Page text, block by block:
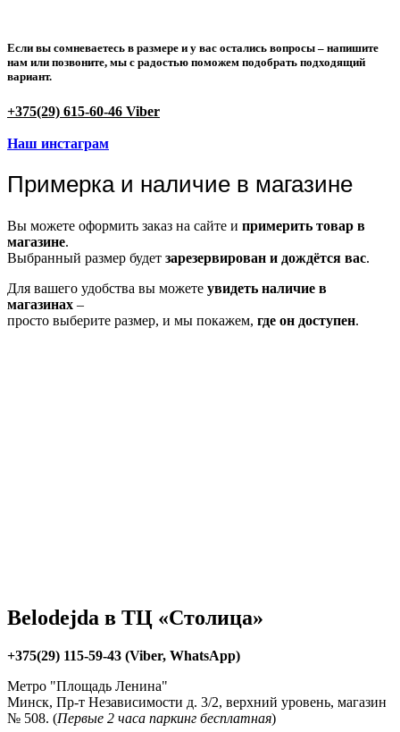
Если вы сомневаетесь в размере и у вас остались вопросы – напишите
нам или позвоните, мы с радостью поможем подобрать подходящий
вариант.
+375(29) 615-60-46 Viber
Наш инстаграм
Примерка и наличие в магазине
Вы можете оформить заказ на сайте и примерить товар в
магазине.
Выбранный размер будет зарезервирован и дождётся вас.
Для вашего удобства вы можете увидеть наличие в
магазинах –
просто выберите размер, и мы покажем, где он доступен.
Belodejda в ТЦ «Столица»
+375(29) 115-59-43 (Viber, WhatsApp)
Метро "Площадь Ленина"
Минск, Пр-т Независимости д. 3/2, верхний уровень, магазин
№ 508. (Первые 2 часа паркинг бесплатная)